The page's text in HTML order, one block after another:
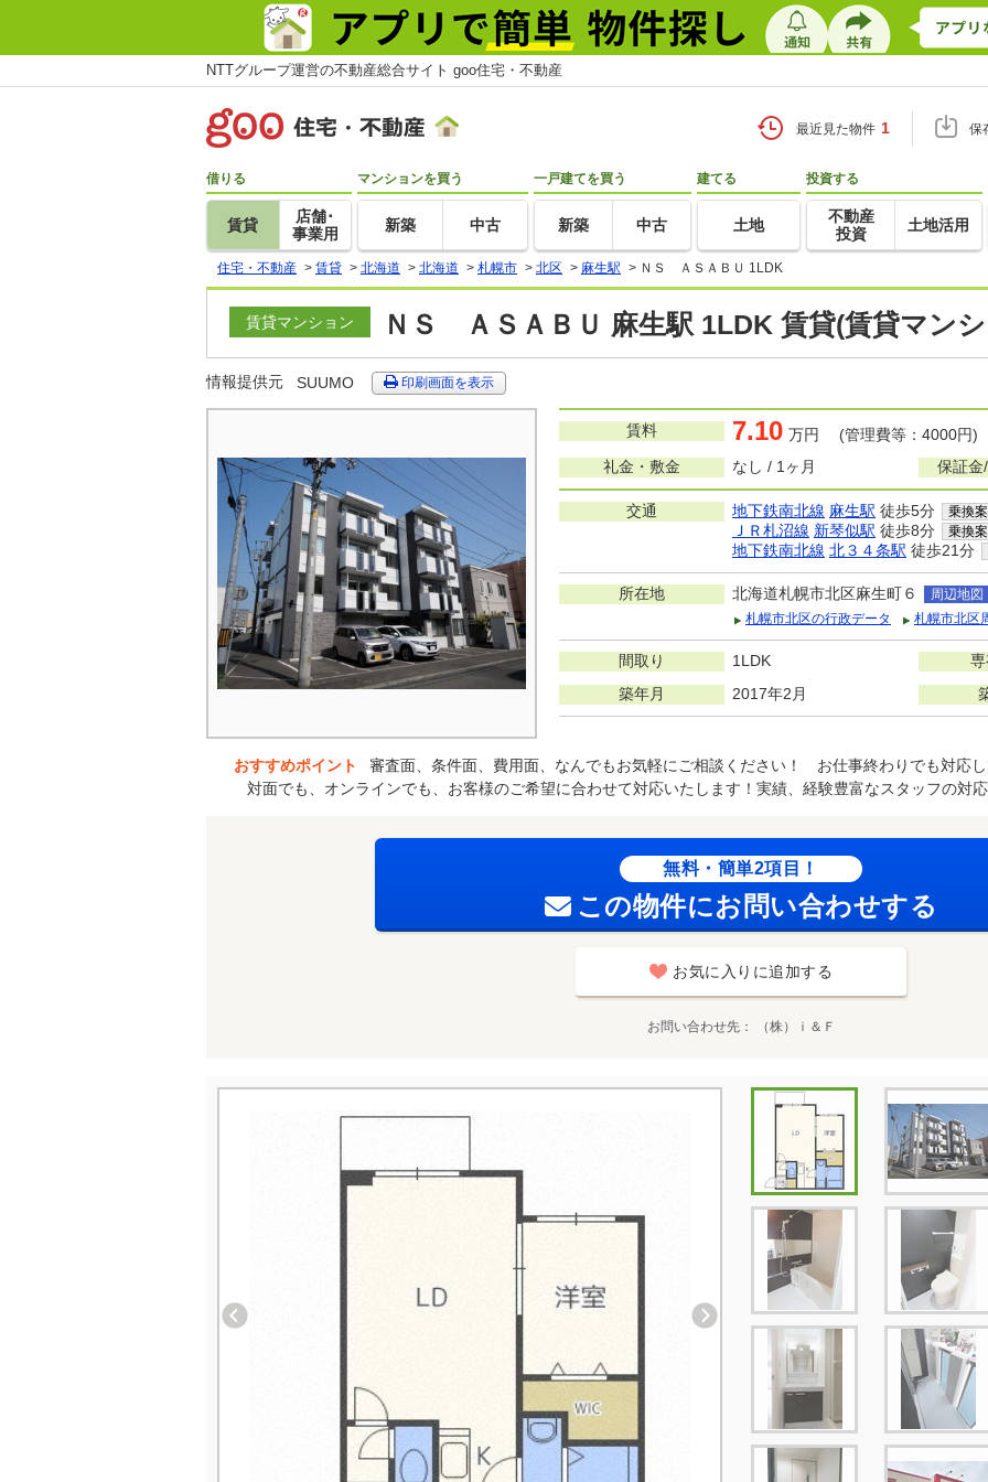
NTTグループ運営の不動産総合サイト goo住宅・不動産
最近見た物件 1 保
借りる
賃貸
店舗･
事業用
マンションを買う
新築 中古
一戸建てを買う
新築 中古
建てる
土地
投資する
不動産
投資
土地活用
住宅・不動産 > 賃貸 > 北海道 > 北海道 > 札幌市 > 北区 > 麻生駅 > ＮＳ ＡＳＡＢＵ 1LDK
賃貸マンション ＮＳ ＡＳＡＢＵ 麻生駅 1LDK 賃貸(賃貸マン
情報提供元 SUUMO 印刷画面を表示
賃料 7.10 万円 (管理費等：4000円)
礼金・敷金
なし / 1ヶ月 保証金
交通 地下鉄南北線 麻生駅 徒歩5分 乗換
ＪＲ札沼線 新琴似駅 徒歩8分 乗換
地下鉄南北線 北３４条駅 徒歩21分
所在地 北海道札幌市北区麻生町６
周辺地図
札幌市北区の行政データ
札幌市北区
間取り 1LDK
築年月
2017年2月
おすすめポイント
審査面、条件面、費用面、なんでもお気軽にご相談ください！ お仕事終わりでも対応
対面でも、オンラインでも、お客様のご希望に合わせて対応いたします！実績、経験豊富なスタッフの対
無料・簡単2項目！
この物件にお問い合わせする
お気に入りに追加する
お問い合わせ先 （株）ｉ＆Ｆ